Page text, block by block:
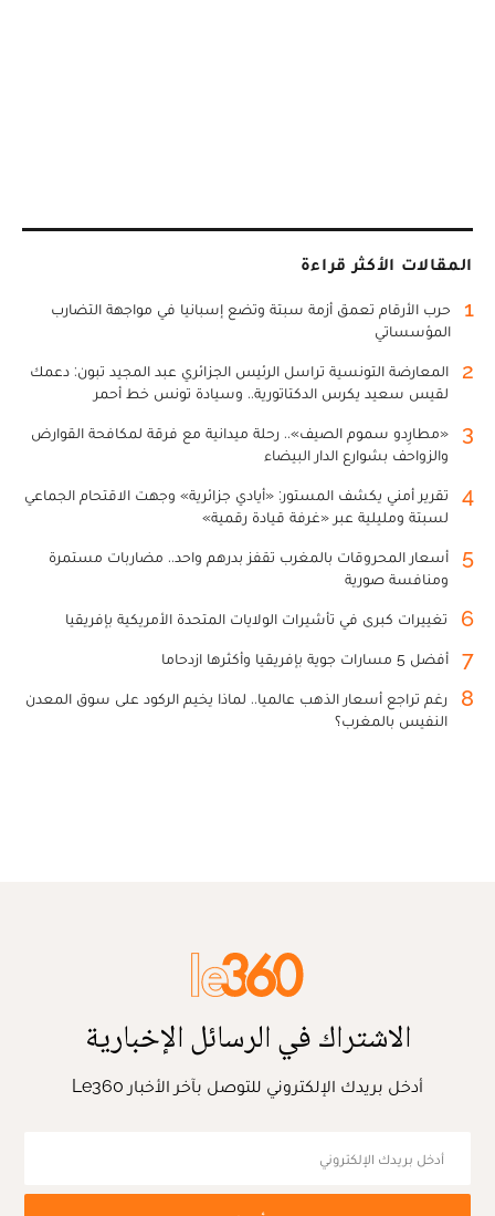
المقالات الأكثر قراءة
1
حرب الأرقام تعمق أزمة سبتة وتضع إسبانيا في مواجهة التضارب
المؤسساتي
2
المعارضة التونسية تراسل الرئيس الجزائري عبد المجيد تبون: دعمك
لقيس سعيد يكرس الدكتاتورية.. وسيادة تونس خط أحمر
3
«مطارِدو سموم الصيف».. رحلة ميدانية مع فرقة لمكافحة القوارض
والزواحف بشوارع الدار البيضاء
4
تقرير أمني يكشف المستور: «أيادي جزائرية» وجهت الاقتحام الجماعي
لسبتة ومليلية عبر «غرفة قيادة رقمية»
5
أسعار المحروقات بالمغرب تقفز بدرهم واحد.. مضاربات مستمرة
ومنافسة صورية
6 تغييرات كبرى في تأشيرات الولايات المتحدة الأمريكية بإفريقيا
7 أفضل 5 مسارات جوية بإفريقيا وأكثرها ازدحاما
8
رغم تراجع أسعار الذهب عالميا.. لماذا يخيم الركود على سوق المعدن
النفيس بالمغرب؟
الاشتراك في الرسائل الإخبارية
أدخل بريدك الإلكتروني للتوصل بآخر الأخبار Le360